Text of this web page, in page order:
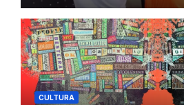
CULTURA